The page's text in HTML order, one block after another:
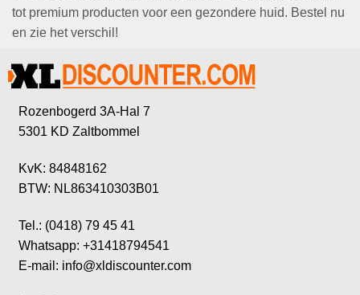
tot premium producten voor een gezondere huid. Bestel nu
en zie het verschil!
Rozenbogerd 3A-Hal 7
5301 KD Zaltbommel
KvK: 84848162
BTW: NL863410303B01
Tel.: (0418) 79 45 41
Whatsapp: +31418794541
E-mail: info@xldiscounter.com